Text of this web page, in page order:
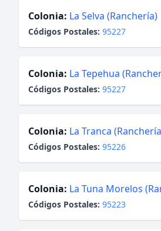
Colonia: La Selva (Ranchería)
Códigos Postales: 95227
Colonia: La Tepehua
Códigos Postales: 95227
Colonia: La Tranca
Códigos Postales: 95226
Colonia: La Tuna Morelos
Códigos Postales: 95223